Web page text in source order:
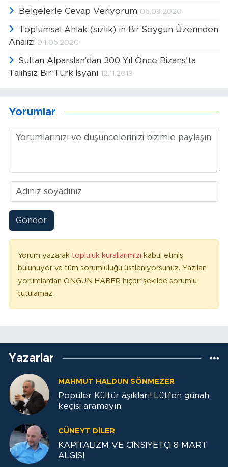
Belgelerle Cevap Veriyorum 06.08.2020
Toplumsal Ahlak (sızlık) ın Bir Soygun Üzerinden
Analizi 04.05.2020
Sultan Alparslan'dan 300 Yıl Önce Bizans’ta
Talihsiz Bir Türk İsyanı 12.11.2019
Yorumlar
Gönder
Yorum yazarak topluluk kurallarımızı kabul etmiş
bulunuyor ve tüm sorumluluğu üstleniyorsunuz. Yazılan
yorumlardan ONGUN HABER hiçbir şekilde sorumlu
tutulamaz.
Yazarlar
MAHMUT HALDUN SÖNMEZER
Popüler Kültür âşıkları! Lütfen günah
keçisi aramayın
CÜNEYT DİLER
KAPİTALİZM VE CİNSİYETÇİ 8 MART
ALGISI